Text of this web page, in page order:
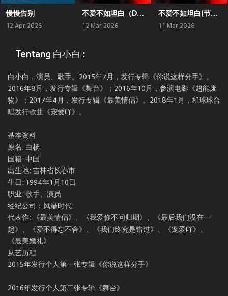
慢慢告别
12 Apr 2026
不爱不如坦白（DJ上头版）
12 Mar 2026
不爱不如坦白(节奏版)
11 Mar 2026
Tentang 白小白 :
白小白，演员、歌手。2015年7月，发行专辑《你说这样分手》。
2016年8月，发行专辑《舞台》；2016年10月，参演电影《超能废
物》；2017年4月，发行专辑《最美情侣》。2018年1月，和球球合
唱发行歌曲《宠爱吖》。
基本资料
原名: 白杨
国籍: 中国
出生地: 吉林省长春市
生日: 1994年1月10日
职业: 歌手、演员
经纪公司：风靡时代
代表作: 《最美情侣》、《我爱你不问归期》、《最后我们没在一
起》、《爱不得忘不舍》、《我们终究是错过》、《宠爱吖》、
《最美婚礼》
从艺历程
2015年发行个人第一张专辑《你说这样分手》
2016年发行个人第二张专辑《舞台》